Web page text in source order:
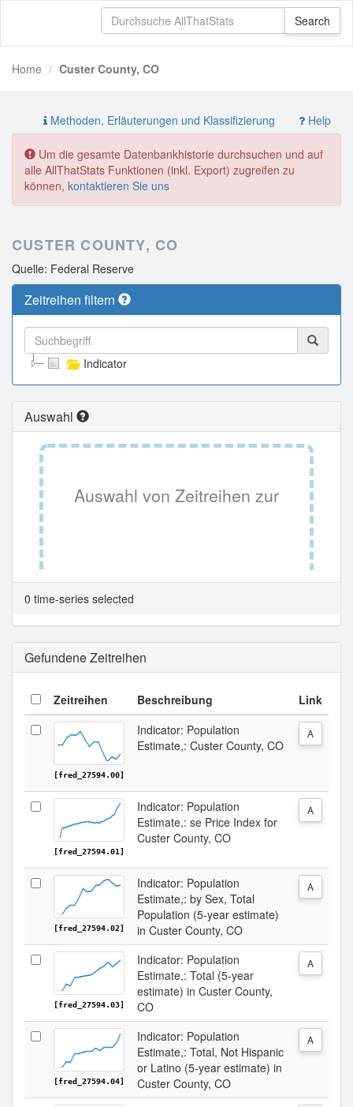
Home Custer County, CO
Methoden, Erläuterungen und Klassifizierung Help
Um die gesamte Datenbankhistorie durchsuchen und auf
alle AllThatStats Funktionen (inkl. Export) zugreifen zu
können, kontaktieren Sie uns
CUSTER COUNTY, CO
Quelle: Federal Reserve
Zeitreihen filtern
Indicator
Auswahl
Auswahl von Zeitreihen zur
Tabellenansicht.
0 time-series selected
Gefundene Zeitreihen
Zeitreihen Beschreibung Link
[fred_27594.00]
Indicator: Population
Estimate,: Custer County, CO
A
[fred_27594.01]
Indicator: Population
Estimate,: se Price Index for
Custer County, CO
A
[fred_27594.02]
Indicator: Population
Estimate,: by Sex, Total
Population (5-year estimate)
in Custer County, CO
A
[fred_27594.03]
Indicator: Population
Estimate,: Total (5-year
estimate) in Custer County,
CO
A
[fred_27594.04]
Indicator: Population
Estimate,: Total, Not Hispanic
or Latino (5-year estimate) in
Custer County, CO
A